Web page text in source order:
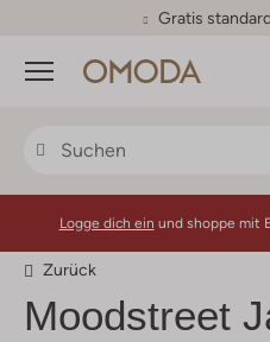
30 Tage
Menü
Logge dich ein und shoppe mit
Zurück
Moodstreet